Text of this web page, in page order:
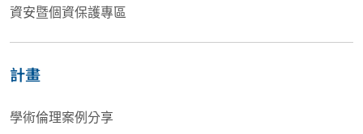
資安暨個資保護專區
計畫
學術倫理案例分享